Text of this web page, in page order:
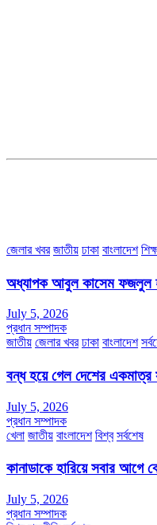
জেলার খবর জাতীয় ঢাকা বাংলাদেশ
অধ্যাপক আবুল কাসেম ফজলুল
July 5, 2026
প্রধান সম্পাদক
জাতীয় জেলার খবর ঢাকা বাংলাদেশ
বন্ধ হয়ে গেল দেশের একমাত্র
July 5, 2026
প্রধান সম্পাদক
খেলা জাতীয় বাংলাদেশ বিশ্ব সর্বশেষ
কানাডাকে হারিয়ে সবার আগে
July 5, 2026
প্রধান সম্পাদক